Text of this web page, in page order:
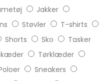
Jakker
Støvler
T-shirts
Shorts Sko
Tasker
Tørklæder
Sneakers